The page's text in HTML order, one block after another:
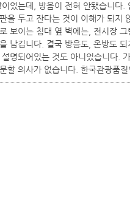
었는데, 방음이 전혀 안됐습니다.
을 두고 잔다는 것이 이해가 되지
보이는 침대 옆 벽에는, 전시장
남깁니다. 결국 방음도, 온방도
설명되어있는 것도 아니었습니다.
할 의사가 없습니다. 한국관광품